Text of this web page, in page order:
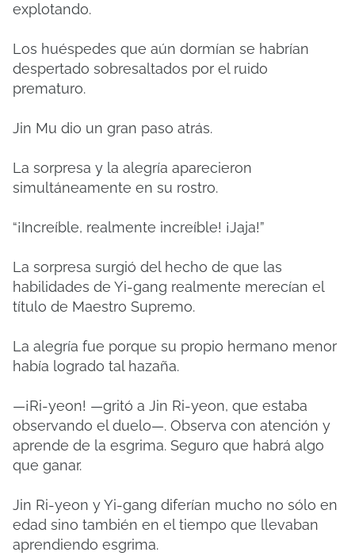
explotando.
Los huéspedes que aún dormían se habrían
despertado sobresaltados por el ruido
prematuro.
Jin Mu dio un gran paso atrás.
La sorpresa y la alegría aparecieron
simultáneamente en su rostro.
“¡Increíble, realmente increíble! ¡Jaja!”
La sorpresa surgió del hecho de que las
habilidades de Yi-gang realmente merecían el
título de Maestro Supremo.
La alegría fue porque su propio hermano menor
había logrado tal hazaña.
—¡Ri-yeon! —gritó a Jin Ri-yeon, que estaba
observando el duelo—. Observa con atención y
aprende de la esgrima. Seguro que habrá algo
que ganar.
Jin Ri-yeon y Yi-gang diferían mucho no sólo en
edad sino también en el tiempo que llevaban
aprendiendo esgrima.